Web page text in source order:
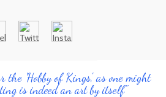
the 'Hobby of Kings', as one might
is indeed an art by itself"